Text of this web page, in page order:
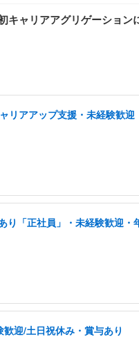
キャリアアグリゲーショ
リアアップ支援・未経験歓迎
「正社員」・未経験歓迎・
迎/土日祝休み・賞与あり